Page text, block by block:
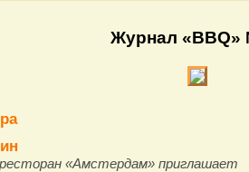
Журнал «BBQ»
«Амстердам» приглашает